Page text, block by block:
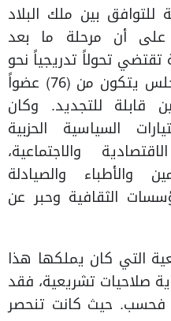
بين ملك البلاد
على أن مرحلة ما بعد
تقتضي تحولاً تدريجياً نحو
الديمقراطية. وكان هذا المجلس يتكون من (76) عضواً
قابلة للتجديد. وكان
السياسية الحزبية
والاجتماعية،
والأطباء والصيادلة
الثقافية وحبر عن
التي كان يملكها هذا
صلاحيات تشريعية، فقد
فحسب. حيث كانت تنحصر